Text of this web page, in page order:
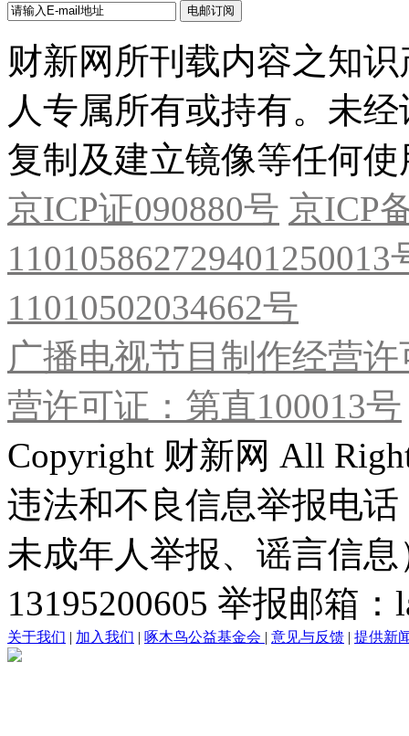
财新网所刊载内容之知
人专属所有或持有。未
复制及建立镜像等任何使
京ICP证090880号 京ICP
11010502034662号
广播电视节目制作经营
营许可证：第直100013号
Copyright 财新网 All
违法和不良信息举报电
未成年人举报、谣言信
13195200605 举报邮箱
关于我们 | 加入我们 | 啄木鸟公益基金会 | 意见与反馈 | 提供新